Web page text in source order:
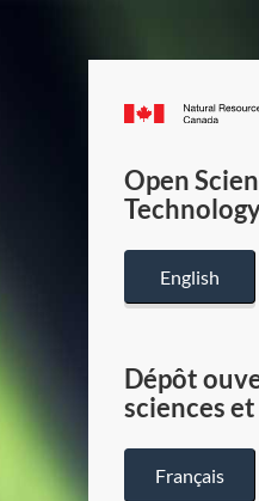
Open
English
Dépôt
sciences
Français